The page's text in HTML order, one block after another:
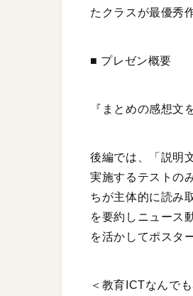
たクラスが最優秀
■ プレゼン概要
『まとめの感想文
後編では、「説明
実施するテストの
ちが主体的に読み
を要約しニュース
を活かしてポスタ
＜教育ICTなんで